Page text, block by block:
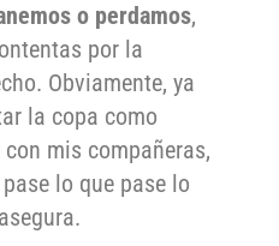
o perdamos,
por la
Obviamente, ya
la copa como
mis compañeras,
lo que pase lo